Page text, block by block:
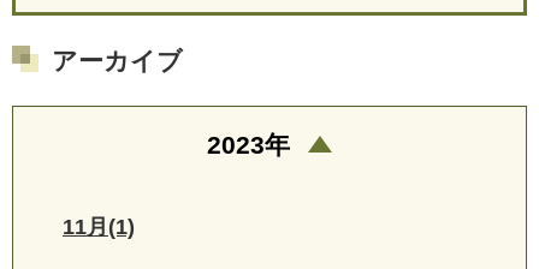
アーカイブ
2023年
11月(1)